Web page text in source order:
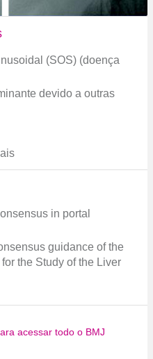
(SOS) (doença
devido a outras
in portal
guidance of the
the Study of the Liver
acessar todo o BMJ